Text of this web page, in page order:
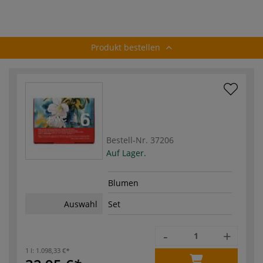
Produkt bestellen
Bestell-Nr. 37206
Auf Lager.
Blumen
Auswahl
Set
1 l: 1.098,33 €
- +